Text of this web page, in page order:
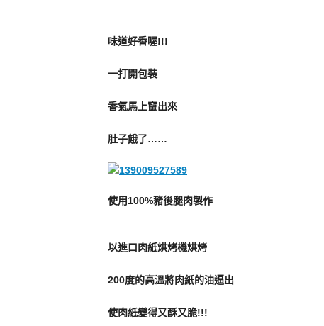
味道好香喔!!!
一打開包裝
香氣馬上竄出來
肚子餓了……
使用100%豬後腿肉製作
以進口肉紙烘烤機烘烤
200度的高溫將肉紙的油逼出
使肉紙變得又酥又脆!!!